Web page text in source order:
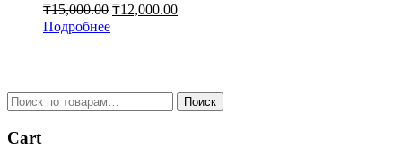
₸15,000.00 ₸12,000.00
Подробнее
Поиск
Cart